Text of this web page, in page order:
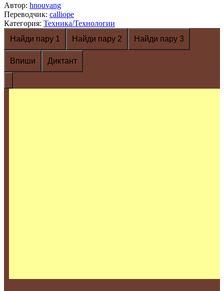
Автор: hnouvang
Переводчик: calliope
Категория: Техника/Технологии
Найди пару 1
Найди пару 2 Найди пару 3
Впиши Диктант